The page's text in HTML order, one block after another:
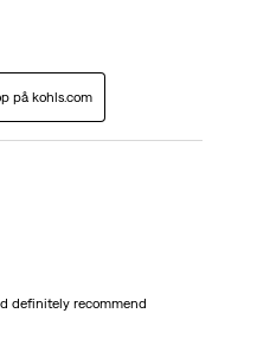
på kohls.com
definitely recommend